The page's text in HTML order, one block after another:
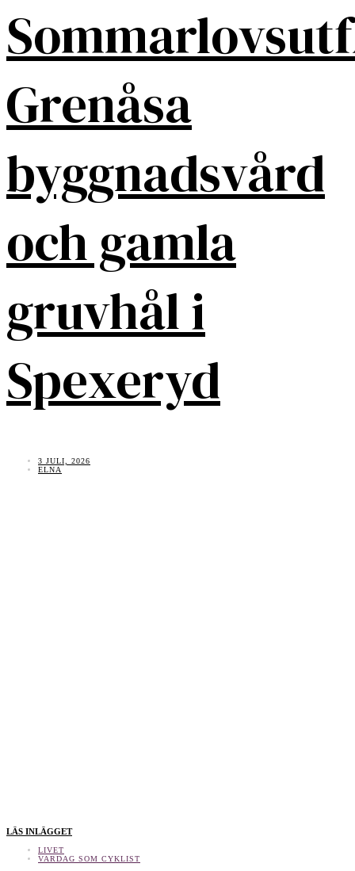
Grenåsa
byggnadsvård
och gamla
gruvhål i
Spexeryd
3 JULI, 2026
ELNA
LÄS INLÄGGET
LIVET
VARDAG SOM CYKLIST